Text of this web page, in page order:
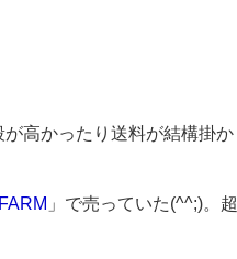
高かったり送料が結構掛か
」で売っていた(^^;)。超